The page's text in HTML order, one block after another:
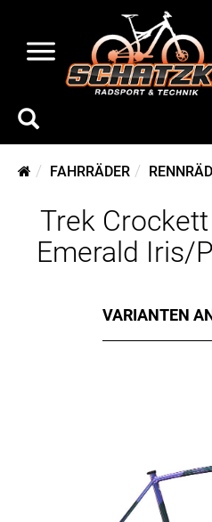
FAHRRÄDER
Trek
Emerald Iris/
VARIANTEN